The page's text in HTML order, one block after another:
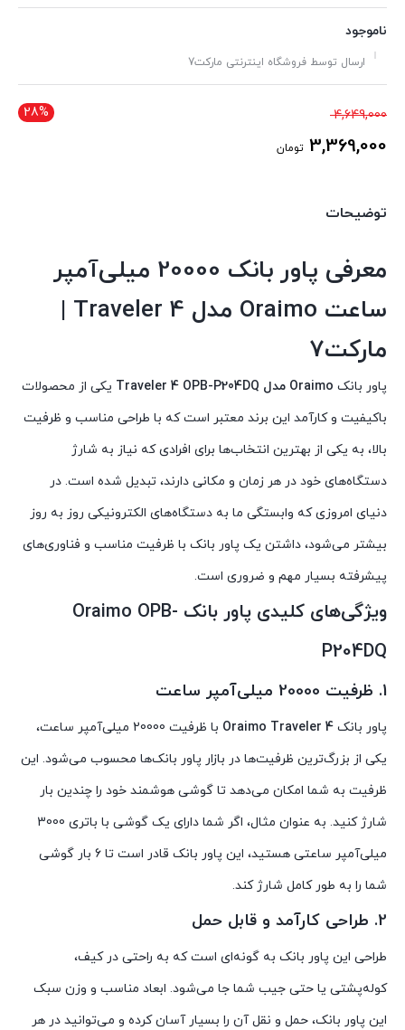
ناموجود
ارسال توسط فروشگاه اینترنتی مارکت7
28% 4,649,000قیمت
اصلی
3,369,000 تومان
توضیحات
معرفی پاور بانک 20000 میلی‌آمپر
ساعت Oraimo مدل Traveler 4 |
مارکت7
پاور بانک Oraimo مدل Traveler 4 OPB-P204DQ
یکی از محصولات
باکیفیت و کارآمد این برند معتبر است که با طراحی مناسب و ظرفیت
بالا، به یکی از بهترین انتخاب‌ها برای افرادی که نیاز به شارژ
دستگاه‌های خود در هر زمان و مکانی دارند، تبدیل شده است. در
دنیای امروزی که وابستگی ما به دستگاه‌های الکترونیکی روز به روز
بیشتر می‌شود، داشتن یک پاور بانک با ظرفیت مناسب و فناوری‌های
پیشرفته بسیار مهم و ضروری است.
ویژگی‌های کلیدی پاور بانک Oraimo OPB-
P204DQ
1. ظرفیت 20000 میلی‌آمپر ساعت
پاور بانک Oraimo Traveler 4
با ظرفیت 20000 میلی‌آمپر ساعت،
یکی از بزرگ‌ترین ظرفیت‌ها در بازار پاور بانک‌ها محسوب می‌شود. این
ظرفیت به شما امکان می‌دهد تا گوشی هوشمند خود را چندین بار
شارژ کنید. به عنوان مثال، اگر شما دارای یک گوشی با باتری 3000
میلی‌آمپر ساعتی هستید، این پاور بانک قادر است تا 6 بار گوشی
شما را به طور کامل شارژ کند.
2. طراحی کارآمد و قابل حمل
طراحی این پاور بانک به گونه‌ای است که به راحتی در کیف،
کوله‌پشتی یا حتی جیب شما جا می‌شود. ابعاد مناسب و وزن سبک
این پاور بانک، حمل و نقل آن را بسیار آسان کرده و می‌توانید در هر